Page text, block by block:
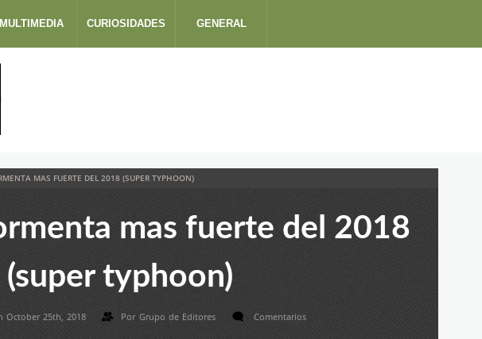
MULTIMEDIA CURIOSIDADES GENERAL
MAS FUERTE DEL 2018 (SUPER TYPHOON)
mas fuerte del 2018
(super typhoon)
October 25th, 2018 Por Grupo de Editores Comentarios